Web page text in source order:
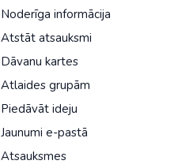
Noderīga informācija
Atstāt atsauksmi
Dāvanu kartes
Atlaides grupām
Piedāvāt ideju
Jaunumi e-pastā
Atsauksmes